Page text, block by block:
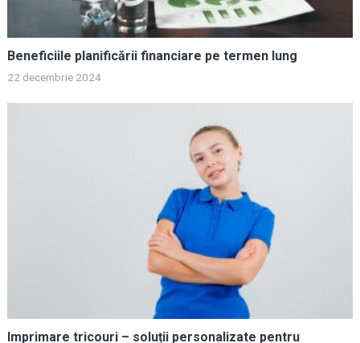
Beneficiile planificării financiare pe termen lung
22 decembrie 2024
Imprimare tricouri – soluții personalizate pentru